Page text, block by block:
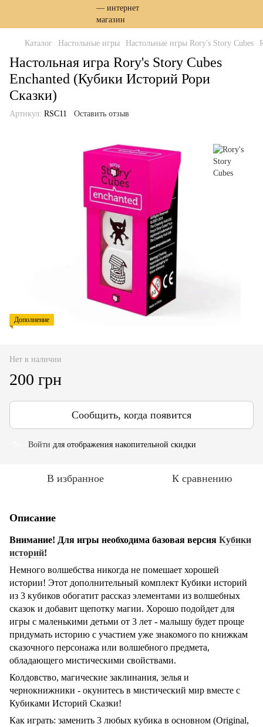
Каталог Настольные игры Настольные игры Rory's Story Cubes
Настольная игра Rory's Story Cubes
Enchanted (Кубики Историй Рори
Сказки)
Артикул: RSC11 Оставить отзыв
Дополнение
Нет в наличии
200 грн
Сообщить, когда появится
Войти для отображения накопительной скидки
В избранное К сравнению
Описание
Внимание! Для игры необходима базовая версия Кубики
историй!
Немного волшебства никогда не помешает хорошей
истории! Этот дополнительный комплект Кубики историй
из 3 кубиков обогатит рассказ элементами из волшебных
сказок и добавит щепотку магии. Хорошо подойдет для
игры с маленькими детьми от 3 лет - малышу будет проще
придумать историю с участием уже знакомого по книжкам
сказочного персонажа или волшебного предмета,
обладающего мистическими свойствами.
Колдовство, магические заклинания, зелья и
чернокнижники - окунитесь в мистический мир вместе с
Кубиками Историй Сказки!
Как играть: заменить 3 любых кубика в основном (Original,